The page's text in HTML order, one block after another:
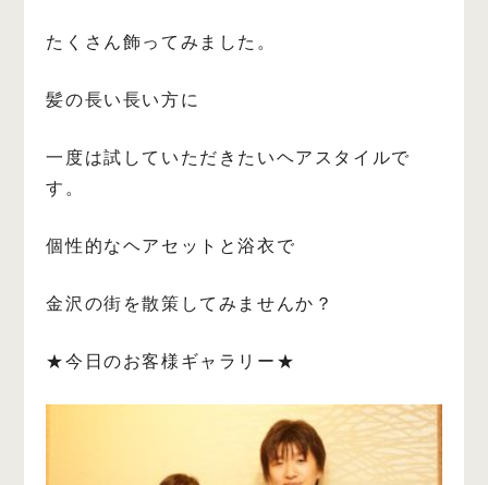
たくさん飾ってみました。
髪の長い長い方に
一度は試していただきたいヘアスタイルで
す。
個性的なヘアセットと浴衣で
金沢の街を散策してみませんか？
★今日のお客様ギャラリー★